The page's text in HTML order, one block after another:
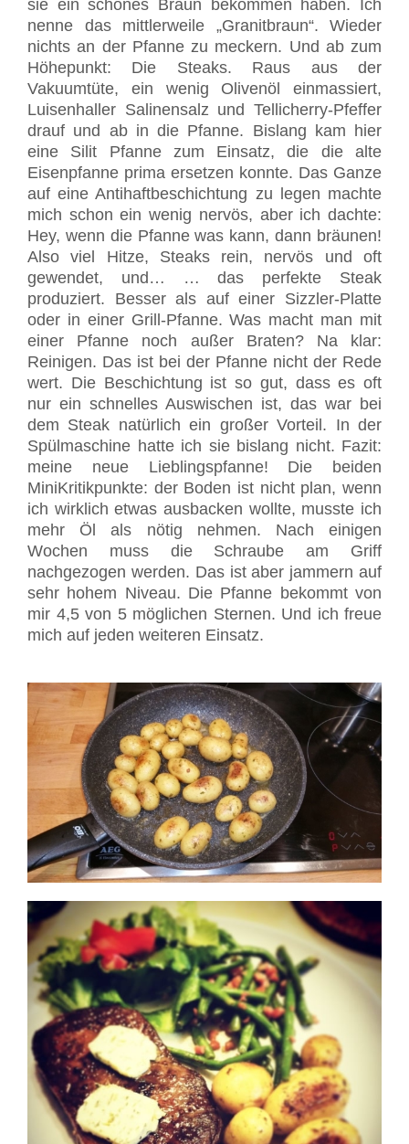
sie ein schönes Braun bekommen haben. Ich
nenne das mittlerweile „Granitbraun“. Wieder
nichts an der Pfanne zu meckern. Und ab zum
Höhepunkt: Die Steaks. Raus aus der
Vakuumtüte, ein wenig Olivenöl einmassiert,
Luisenhaller Salinensalz und Tellicherry-Pfeffer
drauf und ab in die Pfanne. Bislang kam hier
eine Silit Pfanne zum Einsatz, die die alte
Eisenpfanne prima ersetzen konnte. Das Ganze
auf eine Antihaftbeschichtung zu legen machte
mich schon ein wenig nervös, aber ich dachte:
Hey, wenn die Pfanne was kann, dann bräunen!
Also viel Hitze, Steaks rein, nervös und oft
gewendet, und… … das perfekte Steak
produziert. Besser als auf einer Sizzler-Platte
oder in einer Grill-Pfanne. Was macht man mit
einer Pfanne noch außer Braten? Na klar:
Reinigen. Das ist bei der Pfanne nicht der Rede
wert. Die Beschichtung ist so gut, dass es oft
nur ein schnelles Auswischen ist, das war bei
dem Steak natürlich ein großer Vorteil. In der
Spülmaschine hatte ich sie bislang nicht. Fazit:
meine neue Lieblingspfanne! Die beiden
MiniKritikpunkte: der Boden ist nicht plan, wenn
ich wirklich etwas ausbacken wollte, musste ich
mehr Öl als nötig nehmen. Nach einigen
Wochen muss die Schraube am Griff
nachgezogen werden. Das ist aber jammern auf
sehr hohem Niveau. Die Pfanne bekommt von
mir 4,5 von 5 möglichen Sternen. Und ich freue
mich auf jeden weiteren Einsatz.